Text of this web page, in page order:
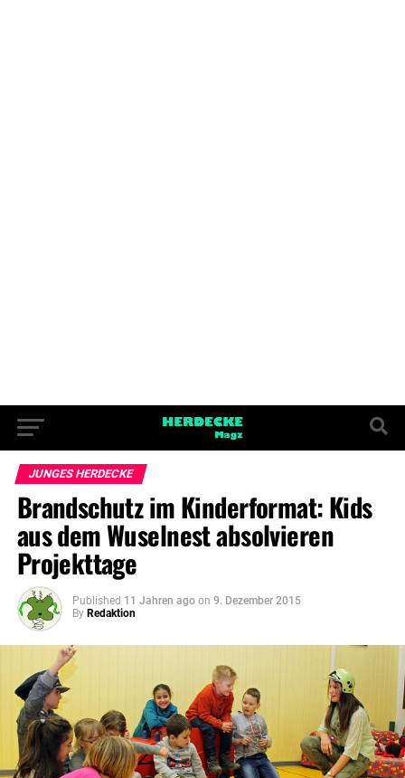
JUNGES HERDECKE
Brandschutz im Kinderformat: Kids
aus dem Wuselnest absolvieren
Projekttage
Published 11 Jahren ago on 9. Dezember 2015
By Redaktion